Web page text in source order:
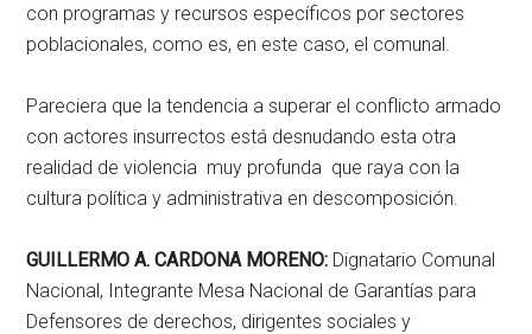
con programas y recursos específicos por sectores
poblacionales, como es, en este caso, el comunal.
Pareciera que la tendencia a superar el conflicto armado
con actores insurrectos está desnudando esta otra
realidad de violencia muy profunda que raya con la
cultura política y administrativa en descomposición.
GUILLERMO A. CARDONA MORENO: Dignatario Comunal
Nacional, Integrante Mesa Nacional de Garantías para
Defensores de derechos, dirigentes sociales y